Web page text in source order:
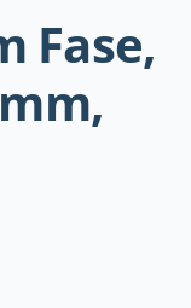
Fase,